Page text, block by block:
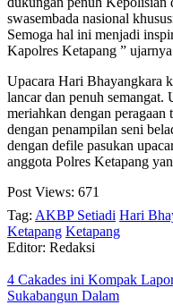
swasembada nasional
Semoga hal ini menjadi
Kapolres Ketapang ”
Upacara Hari Bhayangkara
lancar dan penuh
meriahkan dengan
dengan penampilan seni
dengan defile pasukan
anggota Polres Ketapang
Post Views: 671
Tag: AKBP Setiadi Hari
Ketapang Ketapang
Editor: Redaksi
4 Cakades ini Kompak
Sukabangun Dalam